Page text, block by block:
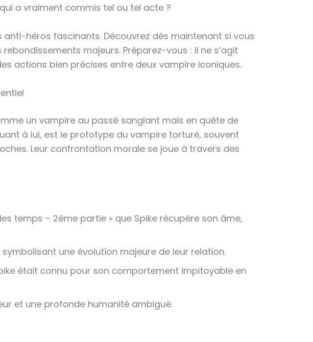
a vraiment commis tel ou tel acte ?
héros fascinants. Découvrez dès maintenant si vous
majeurs. Préparez-vous : il ne s’agit
actions bien précises entre deux vampire iconiques.
un vampire au passé sanglant mais en quête de
à lui, est le prototype du vampire torturé, souvent
Leur confrontation morale se joue à travers des
temps – 2ème partie » que Spike récupère son âme,
une évolution majeure de leur relation.
était connu pour son comportement impitoyable en
et une profonde humanité ambiguë.